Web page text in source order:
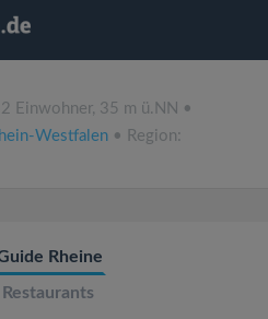
Einwohner, 35 m ü.NN •
Westfalen • Region:
Rheine